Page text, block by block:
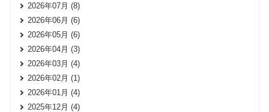
2026年07月 (8)
2026年06月 (6)
2026年05月 (6)
2026年04月 (3)
2026年03月 (4)
2026年02月 (1)
2026年01月 (4)
2025年12月 (4)